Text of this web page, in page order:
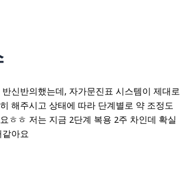
신반의했는데, 자가문진표 시스템이 제대로
해주시고 상태에 따라 단계별로 약 조정도
ㅎㅎ 저는 지금 2단계 복용 2주 차인데 확실
아요